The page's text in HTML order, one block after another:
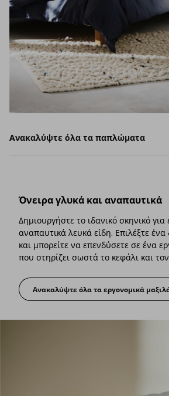
Ανακαλύψτε όλα τα παπλώματα
Όνειρα γλυκά και αναπαυτικά
Δημιουργήστε το ιδανικό σκηνικό
αναπαυτικά λευκά είδη. Επιλέξτε
και μπορείτε να επενδύσετε σε ένα
που στηρίζει σωστά το κεφάλι και
Όνειρα γλυκά
Ανακαλύψτε όλα τα εργονομικά